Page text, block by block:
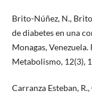
Brito-Núñez, N.,
de diabetes en una
Monagas,
Metabolismo, 12(3),
Carranza Esteban,